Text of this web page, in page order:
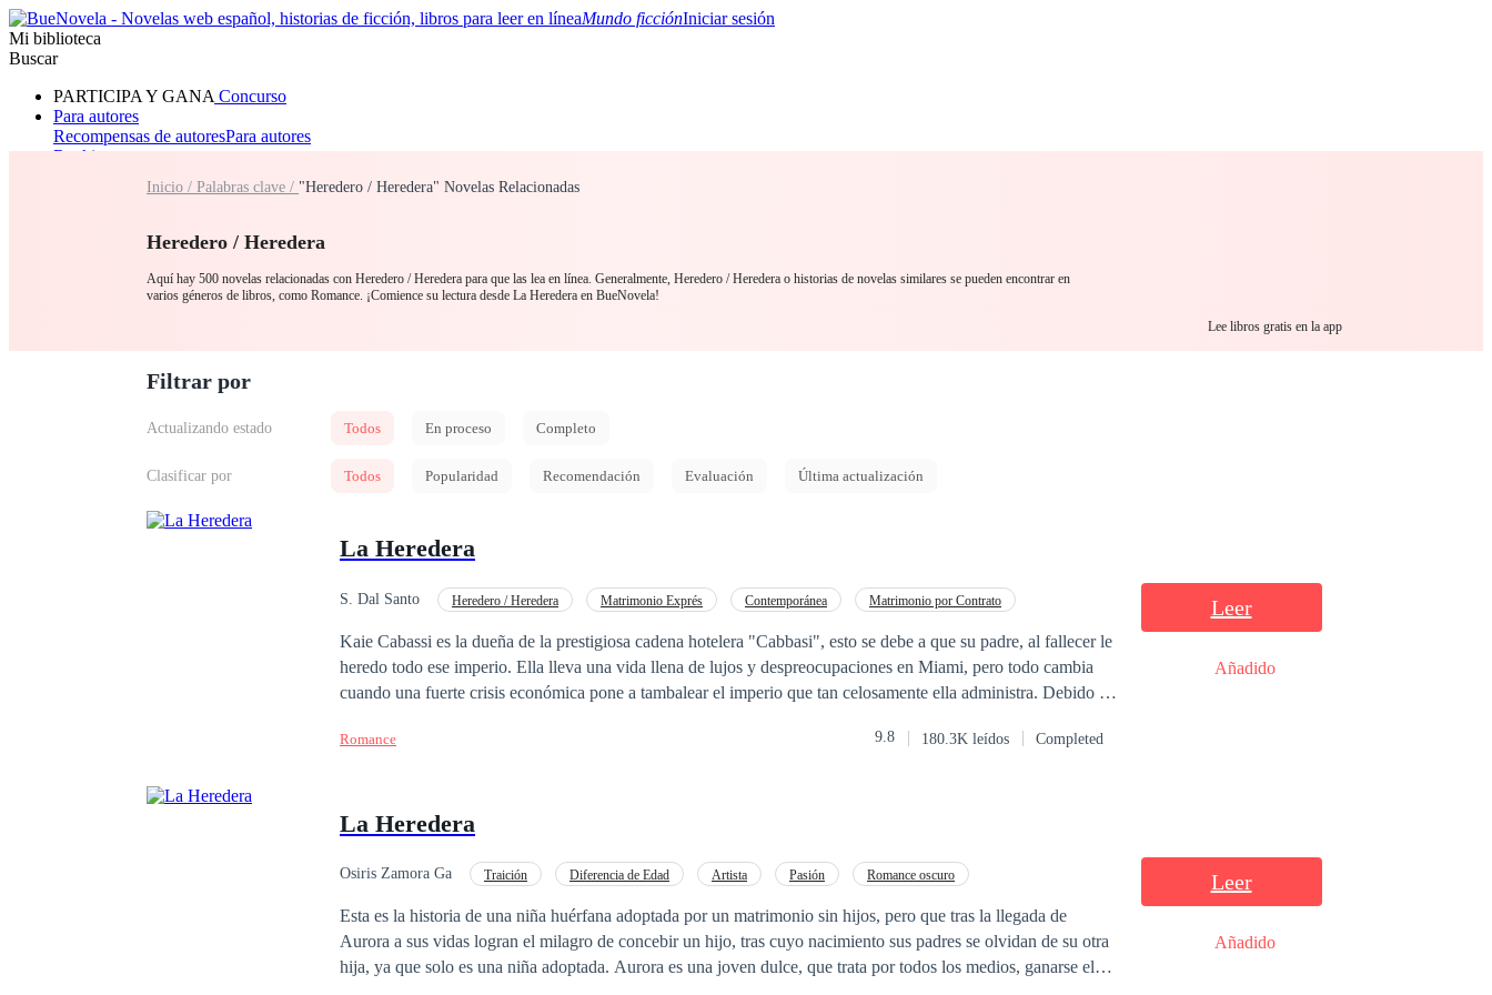
Mundo ficciónIniciar sesión
Mi biblioteca
Buscar
PARTICIPA Y GANA Concurso
Para autores
Recompensas de autoresPara autores
Ranking
RomanceHombre loboMafiaSistema
Inicio / Palabras clave / "Heredero / Heredera" Novelas Relacionadas
Heredero / Heredera
Aquí hay 500 novelas relacionadas con Heredero / Heredera para que las lea en línea. Generalmente, Heredero / Heredera o historias de novelas similares se pueden encontrar en
varios géneros de libros, como Romance. ¡Comience su lectura desde La Heredera en BueNovela!
Lee libros gratis en la app
Filtrar por
Actualizando estado Todos En proceso Completo
Clasificar por Todos Popularidad Recomendación Evaluación Última actualización
La Heredera
S. Dal Santo Heredero / Heredera Matrimonio Exprés Contemporánea
Matrimonio por Contrato
Kaie Cabassi es la dueña de la prestigiosa cadena hotelera "Cabbasi", esto se debe a que su padre, al fallecer le
heredo todo ese imperio. Ella lleva una vida llena de lujos y despreocupaciones en Miami, pero todo cambia
cuando una fuerte crisis económica pone a tambalear el imperio que tan celosamente ella administra. Debido a
ve obligada a aceptar una herencia que hasta ese momento Kaie había ignorado por completo, la de su fallecido
ese dinero, ella deberá casarse y tener un hijo en un plazo de dos años. ¿Qué es lo que sucederá cuando una
este dinero cambiar la manera de pensar de Kaie? ¿Encontrara a su "victima" perfecta para que esto sea solo un
REPRODUCCIÓN TOTAL O PARCIAL DE ESTE MATERIAL QUEDA PROHIBIDA. LA HISTORIA
ESTA REGISTRADA EN SAFE CREATIVE . Copyright ©2007054669151
Romance 9.8 180.3K leídos Completed
Leer
Añadido
La Heredera
Osiris Zamora Ga Traición Diferencia de Edad Artista Pasión
Romance oscuro
Esta es la historia de una niña huérfana adoptada por un matrimonio sin hijos, pero que tras la llegada de
Aurora a sus vidas logran el milagro de concebir un hijo, tras cuyo nacimiento sus padres se olvidan de su otra
hija, ya que solo es una niña adoptada. Aurora es una joven dulce, que trata por todos los medios, ganarse el
Leer
Añadido